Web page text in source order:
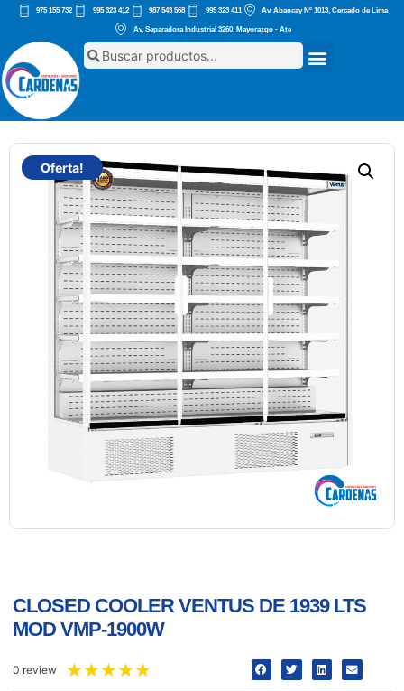
975 155 732 995 323 412 987 543 568 995 323 411 Av. Abancay Nº 1013, Cercado de Lima
Av. Separadora Industrial 3260, Mayorazgo - Ate
Oferta!
CLOSED COOLER VENTUS DE 1939 LTS
MOD VMP-1900W
0 review ★★★★★